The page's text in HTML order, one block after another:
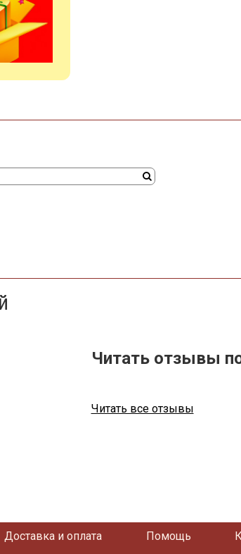
Читать отзывы
Читать все отзывы
Доставка и оплата Помощь